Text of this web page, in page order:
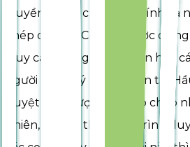
truyền đến ổ cứng máy tính cá
chép dữ liệu. Cookies được
truy cập Trang và cá nhân hóa
người đăng ký mới và hiện tai.
duyệt đều được thiết lập chấp
nhiên, bạn có thể cài lại trình